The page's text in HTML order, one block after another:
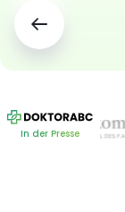
In der Presse